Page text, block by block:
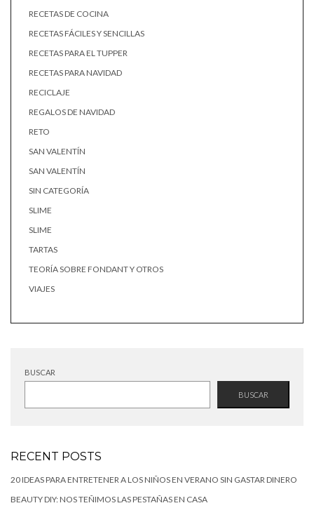
RECETAS DE COCINA
RECETAS FÁCILES Y SENCILLAS
RECETAS PARA EL TUPPER
RECETAS PARA NAVIDAD
RECICLAJE
REGALOS DE NAVIDAD
RETO
SAN VALENTÍN
SAN VALENTÍN
SIN CATEGORÍA
SLIME
SLIME
TARTAS
TEORÍA SOBRE FONDANT Y OTROS
VIAJES
BUSCAR
BUSCAR
RECENT POSTS
20 IDEAS PARA ENTRETENER A LOS NIÑOS EN VERANO SIN GASTAR DINERO
BEAUTY DIY: NOS TEÑIMOS LAS PESTAÑAS EN CASA